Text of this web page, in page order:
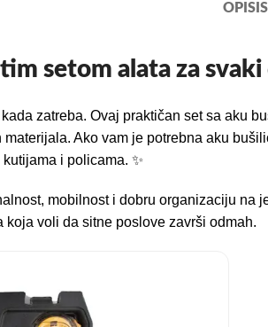
OPIS
setom alata za svaki
zatreba. Ovaj praktičan set sa aku
Ako vam je potrebna aku
i policama. ✨
mobilnost i dobru organizaciju
voli da sitne poslove završi odmah.